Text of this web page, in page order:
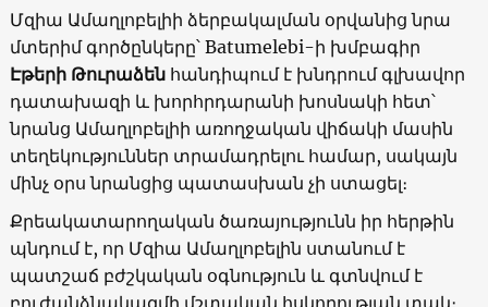
Մզիա Ամաղլոբելիի ձերբակալման օրվանից նրա
մտերիմ գործընկերը՝ Batumelebi-ի խմբագիր
Էթերի Թուրաձենհանդիպում է խնդրում գլխավոր
դատախազի և խորհրդարանի խոսնակի հետ՝
նրանց Ամաղլոբելիի առողջական վիճակի մասին
տեղեկություններ տրամադրելու համար, սակայն
մինչ օրս նրանցից պատասխան չի ստացել։
Քրեակատարողական ծառայությունն իր հերթին
պնդում է, որ Մզիա Ամաղլոբելին ստանում է
պատշաճ բժշկական օգնություն և գտնվում է
բուժանձնակազմի մշտական հսկողության տակ։